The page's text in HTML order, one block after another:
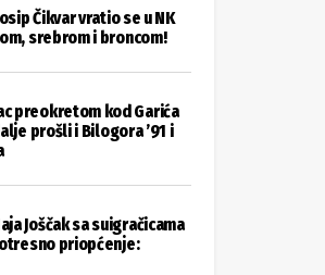
Čikvar vratio se u NK
srebrom i broncom!
preokretom kod Garića
prošli i Bilogora ’91 i
Joščak sa suigračicama
priopćenje: